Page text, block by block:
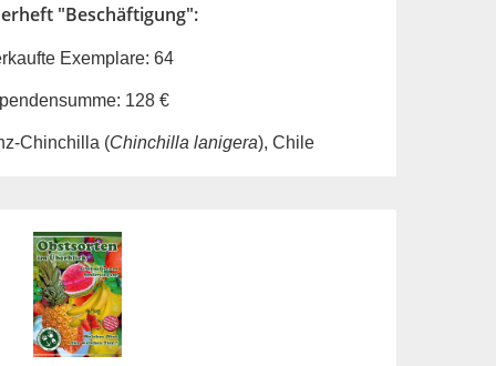
"Beschäftigung":
Exemplare: 64
128 €
Chinchilla (Chinchilla lanigera), Chile